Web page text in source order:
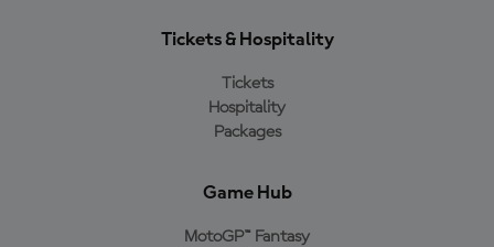
Tickets & Hospitality
Tickets
Hospitality
Packages
Game Hub
MotoGP™ Fantasy